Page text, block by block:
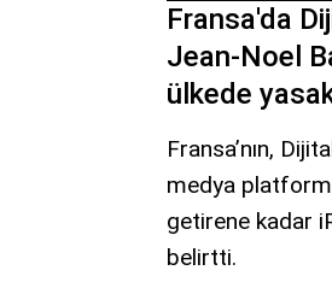
Fransa'da
Jean-Noel
ülkede
Fransa’nın,
medya
getirene kadar
belirtti.